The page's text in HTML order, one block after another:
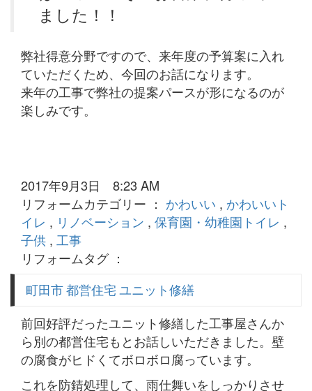
ました！！
弊社得意分野ですので、来年度の予算案に入れ
ていただくため、今回のお話になります。
来年の工事で弊社の提案パースが形になるのが
楽しみです。
2017年9月3日 8:23 AM
リフォームカテゴリー ： かわいい , かわいいト
イレ , リノベーション , 保育園・幼稚園トイレ ,
子供 , 工事
リフォームタグ ：
町田市 都営住宅 ユニット修繕
前回好評だったユニット修繕した工事屋さんか
ら別の都営住宅もとお話しいただきました。壁
の腐食がヒドくてボロボロ腐っています。
これを防錆処理して、雨仕舞いをしっかりさせ